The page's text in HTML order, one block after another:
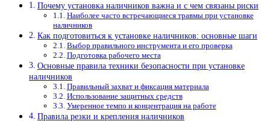
Почему установка наличников важна и с чем связаны риски
Наиболее часто встречающиеся травмы при установке
наличников
Как подготовиться к установке наличников: основные шаги
Выбор правильного инструмента и его проверка
Подготовка рабочего места
Основные правила техники безопасности при установке
наличников
Правильный захват и фиксация материала
Использование защитных средств
Умеренное темпо и концентрация на работе
Правила резки и крепления наличников